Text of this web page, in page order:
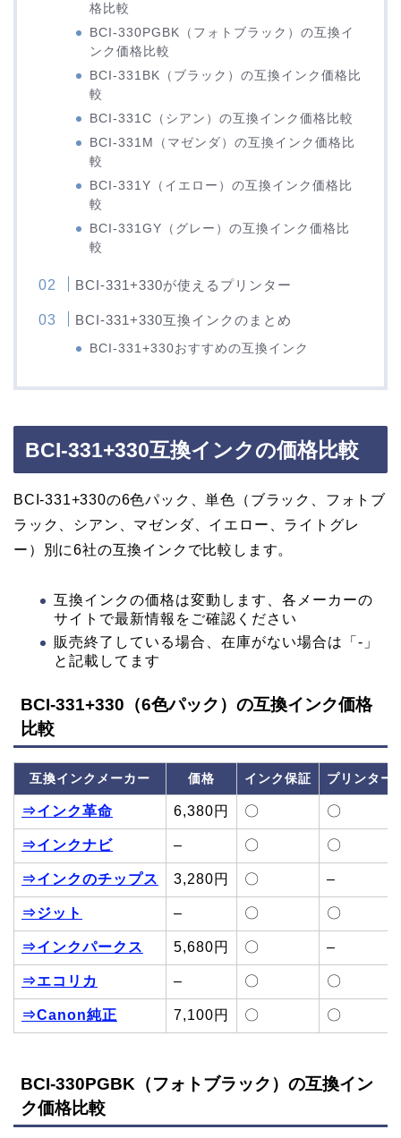
格比較
BCI-330PGBK（フォトブラック）の互換イ
ンク価格比較
BCI-331BK（ブラック）の互換インク価格比
較
BCI-331C（シアン）の互換インク価格比較
BCI-331M（マゼンダ）の互換インク価格比
較
BCI-331Y（イエロー）の互換インク価格比
較
BCI-331GY（グレー）の互換インク価格比
較
BCI-331+330が使えるプリンター
BCI-331+330互換インクのまとめ
BCI-331+330おすすめの互換インク
BCI-331+330互換インクの価格比較
BCI-331+330の6色パック、単色（ブラック、フォトブ
ラック、シアン、マゼンダ、イエロー、ライトグレ
ー）別に6社の互換インクで比較します。
互換インクの価格は変動します、各メーカーの
サイトで最新情報をご確認ください
販売終了している場合、在庫がない場合は「-」
と記載してます
BCI-331+330（6色パック）の互換インク価格
比較
互換インクメーカー 価格 インク保証 プリンター
⇒インク革命 6,380円 〇 〇
⇒インクナビ – 〇 〇
⇒インクのチップス 3,280円 〇 –
⇒ジット – 〇 〇
⇒インクパークス 5,680円 〇 –
⇒エコリカ – 〇 〇
⇒Canon純正 7,100円 〇 〇
BCI-330PGBK（フォトブラック）の互換イン
ク価格比較